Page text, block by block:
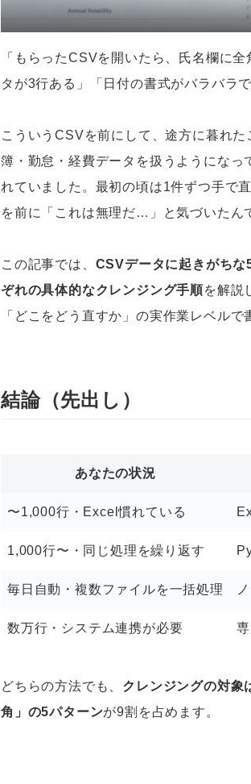
「もらったCSVを開いたら、氏名欄に
タが3行ある」「日付の書式がバラバラ
こういうCSVを前にして、途方に暮れ
簿・勤怠・経費データを扱うようにな
れていました。最初の頃は1件ずつ手で
を前に「これは無理だ…」と気づいたん
この記事では、 CSVデータに起きがち
ぞれの具体的なクレンジング手順を解説
「どこをどう直すか」の実作業レベルで
結論（先出し）
あなたの状況
〜1,000行・Excel慣れている
1,000行〜・同じ処理を繰り返す
毎日自動・複数ファイルを一括処理
数万行・システム連携が必要
どちらの方法でも、 クレンジングの対象
角」の5パターンが9割を占めます。